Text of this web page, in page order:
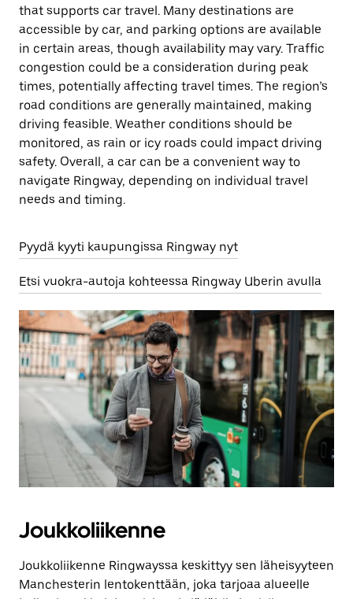
that supports car travel. Many destinations are
accessible by car, and parking options are available
in certain areas, though availability may vary. Traffic
congestion could be a consideration during peak
times, potentially affecting travel times. The region’s
road conditions are generally maintained, making
driving feasible. Weather conditions should be
monitored, as rain or icy roads could impact driving
safety. Overall, a car can be a convenient way to
navigate Ringway, depending on individual travel
needs and timing.
Pyydä kyyti kaupungissa Ringway nyt
Etsi vuokra-autoja kohteessa Ringway Uberin avulla
Joukkoliikenne
Joukkoliikenne Ringwayssa keskittyy sen läheisyyteen
Manchesterin lentokenttään, joka tarjoaa alueelle